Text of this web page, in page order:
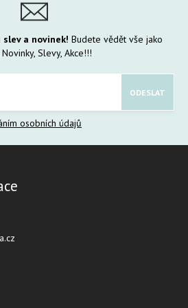
a novinek! Budete vědět vše jako
Slevy, Akce!!!
osobních údajů